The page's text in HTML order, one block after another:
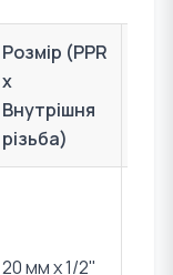
Розмір (PPR
x
Внутрішня
різьба)
20 мм x 1/2"